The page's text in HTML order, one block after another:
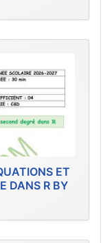
ET
DANS R BY